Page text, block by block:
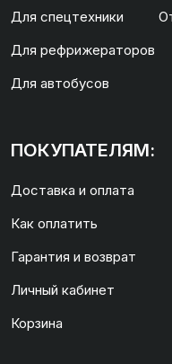
Для спецтехники
Для рефрижераторов
Для автобусов
ПОКУПАТЕЛЯМ:
Доставка и оплата
Как оплатить
Гарантия и возврат
Личный кабинет
Корзина